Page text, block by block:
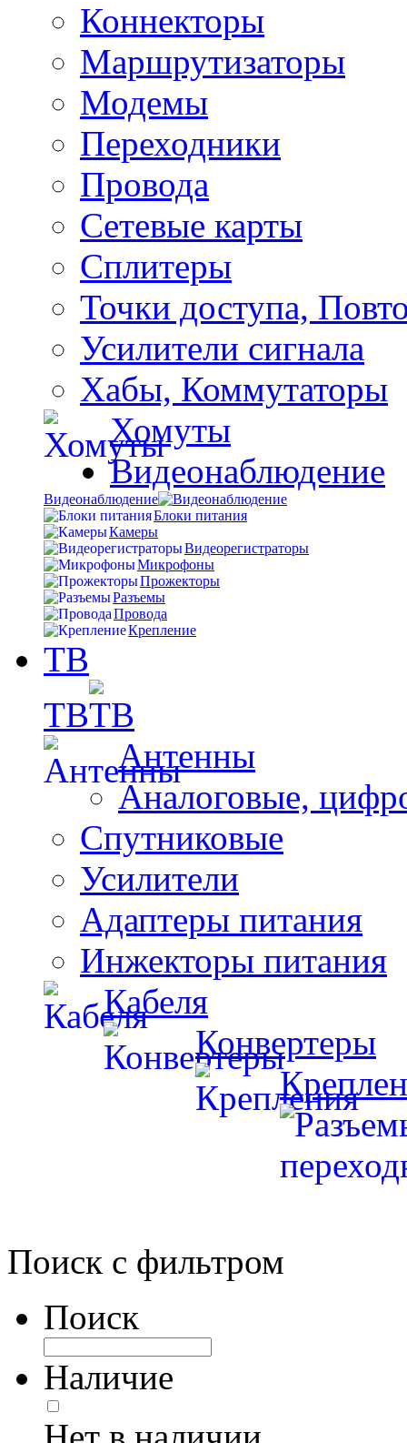
Коннекторы
Маршрутизаторы
Модемы
Переходники
Провода
Сетевые карты
Сплитеры
Точки доступа,
Усилители сигнала
Хабы, Коммутаторы
Хомуты
Видеонаблюдение
Видеонаблюдение
Блоки питания
Камеры
Видеорегистраторы
Микрофоны
Прожекторы
Разъемы
Провода
Крепление
ТВ
ТВ
Антенны
Аналоговые,
Спутниковые
Усилители
Адаптеры питания
Инжекторы питания
Кабеля
Конвертеры
Поиск с фильтром
Поиск
Наличие